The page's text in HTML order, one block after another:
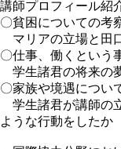
講師プロフィール紹
〇貧困についての考
マリアの立場と田
〇仕事、働くとい
学生諸君の将来の
〇家族や境遇につ
学生諸君が講師の
ような行動をしたか